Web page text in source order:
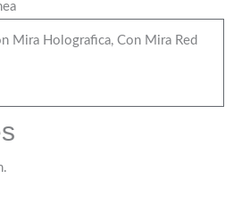
Mira Holografica, Con Mira Red